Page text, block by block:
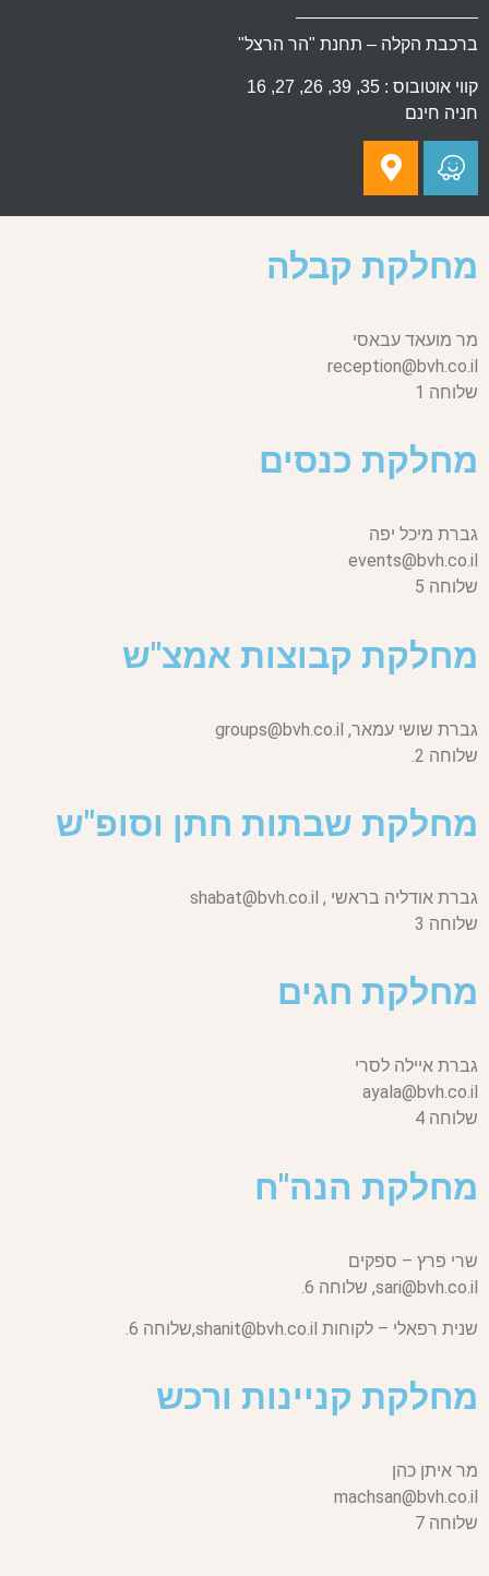
ברכבת הקלה – תחנת "הר הרצל"
קווי אוטובוס : 35, 39, 26, 27, 16
חניה חינם
מחלקת קבלה
מר מועאד עבאסי
reception@bvh.co.il
שלוחה 1
מחלקת כנסים
גברת מיכל יפה
events@bvh.co.il
שלוחה 5
מחלקת קבוצות אמצ"ש
גברת שושי עמאר, groups@bvh.co.il
שלוחה 2.
מחלקת שבתות חתן וסופ"ש
גברת אודליה בראשי , shabat@bvh.co.il
שלוחה 3
מחלקת חגים
גברת איילה לסרי
ayala@bvh.co.il
שלוחה 4
מחלקת הנה"ח
שרי פרץ – ספקים
sari@bvh.co.il, שלוחה 6.
שנית רפאלי – לקוחות shanit@bvh.co.il, שלוחה 6.
מחלקת קניינות ורכש
מר איתן כהן
machsan@bvh.co.il
שלוחה 7